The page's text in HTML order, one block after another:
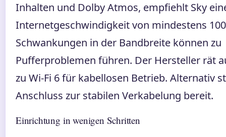
Inhalten und Dolby Atmos, empfiehlt Sky
Internetgeschwindigkeit von mindestens
Schwankungen in der Bandbreite können zu
Pufferproblemen führen. Der Hersteller rät
zu Wi-Fi 6 für kabellosen Betrieb. Alternativ
Anschluss zur stabilen Verkabelung bereit.
Einrichtung in wenigen Schritten